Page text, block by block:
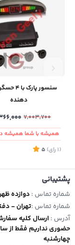
سنسور
دهنده
7,003,700
همیشه با شما همیشه
(1 رای)
5
پشتیبانی
شماره تماس :
شماره تماس :تهران -
آدرس : ارسال کلیه
حضوری نداریم فقط از
چهارشنبه